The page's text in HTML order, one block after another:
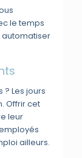
le temps
automatiser
Les jours
Offrir cet
leur
ailleurs.